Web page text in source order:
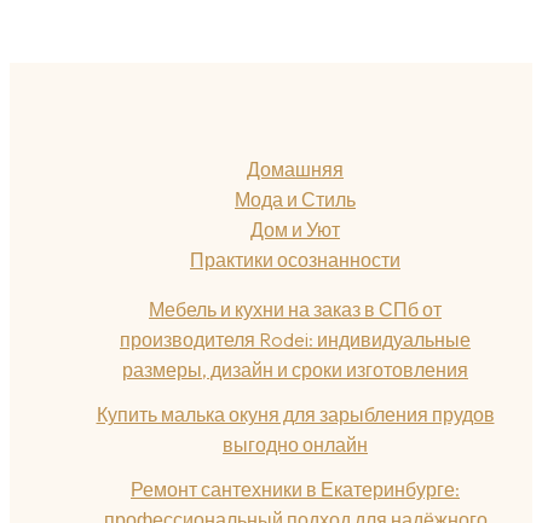
Домашняя
Мода и Стиль
Дом и Уют
Практики осознанности
Мебель и кухни на заказ в СПб от
производителя Rodei: индивидуальные
размеры, дизайн и сроки изготовления
Купить малька окуня для зарыбления прудов
выгодно онлайн
Ремонт сантехники в Екатеринбурге: